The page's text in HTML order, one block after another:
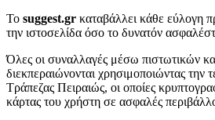
Το suggest.gr καταβάλλει κάθε εύλογη
την ιστοσελίδα όσο το δυνατόν
Όλες οι συναλλαγές μέσω πιστωτικών
διεκπεραιώνονται χρησιμοποιώντας την
Τράπεζας Πειραιώς, οι οποίες
κάρτας του χρήστη σε ασφαλές